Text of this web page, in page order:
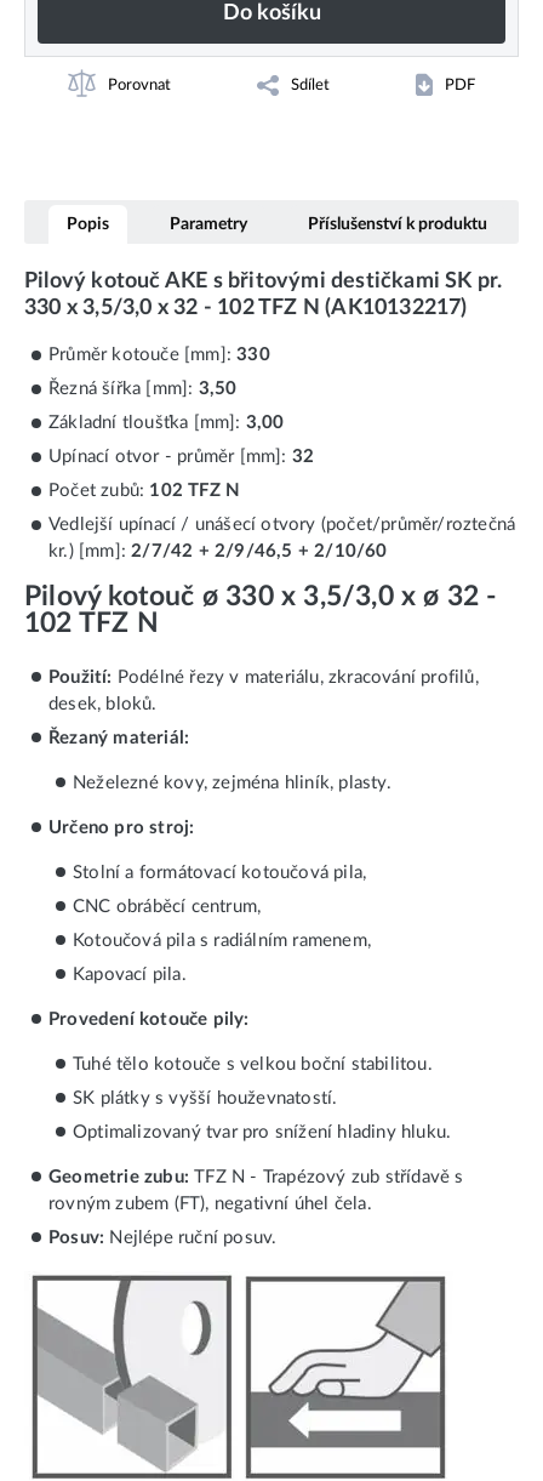
Do košíku
Porovnat Sdílet PDF
Popis Parametry Příslušenství k produktu
Pilový kotouč AKE s břitovými destičkami SK pr.
330 x 3,5/3,0 x 32 - 102 TFZ N (AK10132217)
Průměr kotouče [mm]:330
Řezná šířka [mm]: 3,50
Základní tloušťka [mm]: 3,00
Upínací otvor - průměr [mm]: 32
Počet zubů: 102 TFZ N
Vedlejší upínací / unášecí otvory (počet/průměr/roztečná
kr.) [mm]:2/7/42 + 2/9/46,5 + 2/10/60
Pilový kotouč ø 330 x 3,5/3,0 x ø 32 -
102 TFZ N
Použití: Podélné řezy v materiálu, zkracování profilů,
desek, bloků.
Řezaný materiál:
Neželezné kovy, zejména hliník, plasty.
Určeno pro stroj:
Stolní a formátovací kotoučová pila,
CNC obráběcí centrum,
Kotoučová pila s radiálním ramenem,
Kapovací pila.
Provedení kotouče pily:
Tuhé tělo kotouče s velkou boční stabilitou.
SK plátky s vyšší houževnatostí.
Optimalizovaný tvar pro snížení hladiny hluku.
Geometrie zubu: TFZ N - Trapézový zub střídavě s
rovným zubem (FT), negativní úhel čela.
Posuv: Nejlépe ruční posuv.